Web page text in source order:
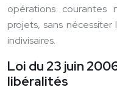
opérations courantes
projets, sans
indivisaires.
Loi du 23 juin
libéralités